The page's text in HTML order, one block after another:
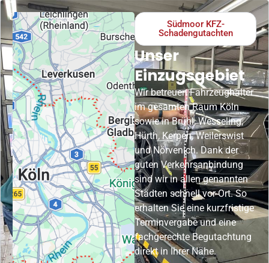
Südmoor KFZ-
Schadengutachten
Unser
Einzugsgebiet
Wir betreuen Fahrzeughalter
im gesamten Raum Köln
sowie in Brühl, Wesseling,
Hürth, Kerpen, Weilerswist
und Nörvenich. Dank der
guten Verkehrsanbindung
sind wir in allen genannten
Städten schnell vor Ort. So
erhalten Sie eine kurzfristige
Terminvergabe und eine
fachgerechte Begutachtung
direkt in Ihrer Nähe.